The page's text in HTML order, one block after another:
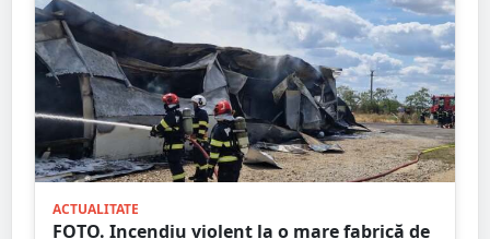
ACTUALITATE
FOTO. Incendiu violent la o mare fabrică de